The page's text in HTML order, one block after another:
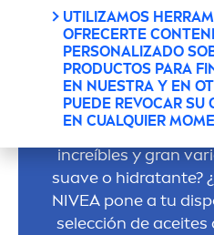
UTILIZAMOS
OFRECERTE
PERSONALIZADO
PRODUCTOS PARA
EN NUESTRA Y EN
PUEDE REVOCAR SU
EN CUALQUIER
ELIGE EL
DUCHA
Cuidados que
increíbles y gran
suave o hidratante?
NIVEA pone a tu
selección de aceites